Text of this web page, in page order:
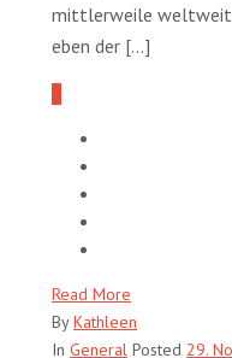
mittlerweile weltweit
eben der [...]
Read More
ByKathleen
In General Posted 29.